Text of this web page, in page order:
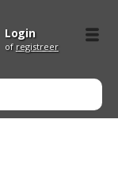
Login
of registreer